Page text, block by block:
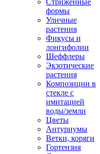
Стриженные
формы
Уличные
растения
Фикусы и
лонгифолии
Шеффлеры
Экзотические
растения
Композиции в
стекле с
имитацией
воды/земли
Цветы
Антуриумы
Ветки, коряги
Гортензия